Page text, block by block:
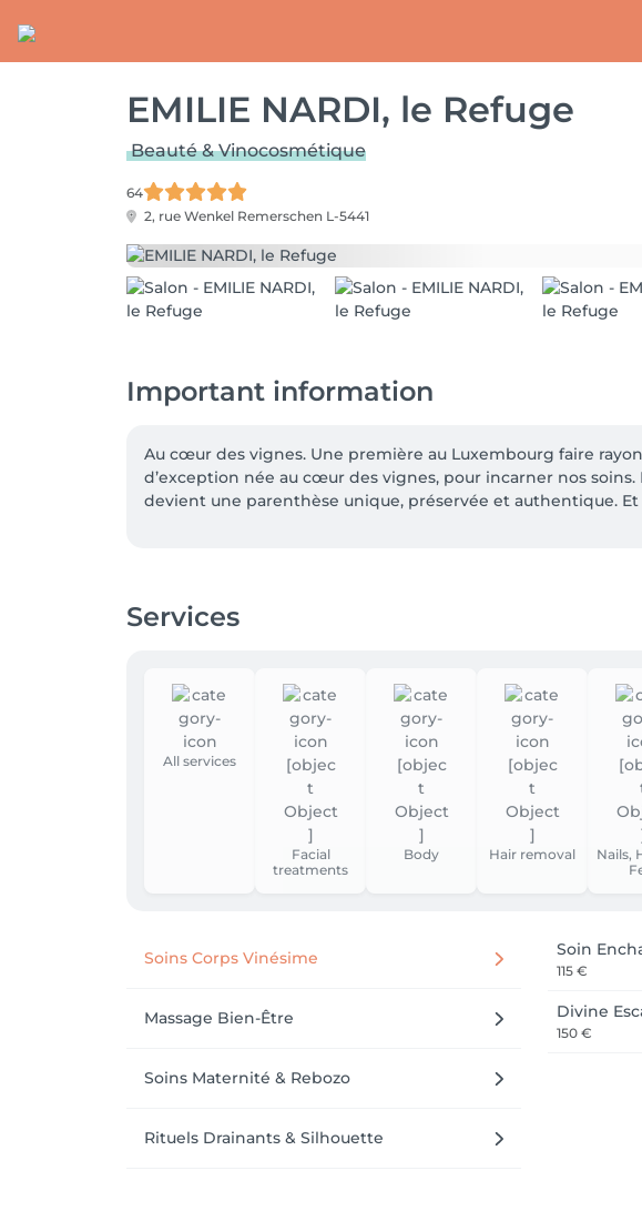
EMILIE NARDI, le Refuge
Beauté & Vinocosmétique
64
2, rue Wenkel Remerschen L-5441
Important information
Au cœur des vignes. Une première au Luxembourg faire
d’exception née au cœur des vignes, pour incarner nos
devient une parenthèse unique, préservée et authentique.
Services
All services
Facial
treatments
Body Hair removal
Nails,
Soins Corps Vinésime
Massage Bien-Être
Soins Maternité & Rebozo
Rituels Drainants & Silhouette
Soin
115 €
Divine
150 €